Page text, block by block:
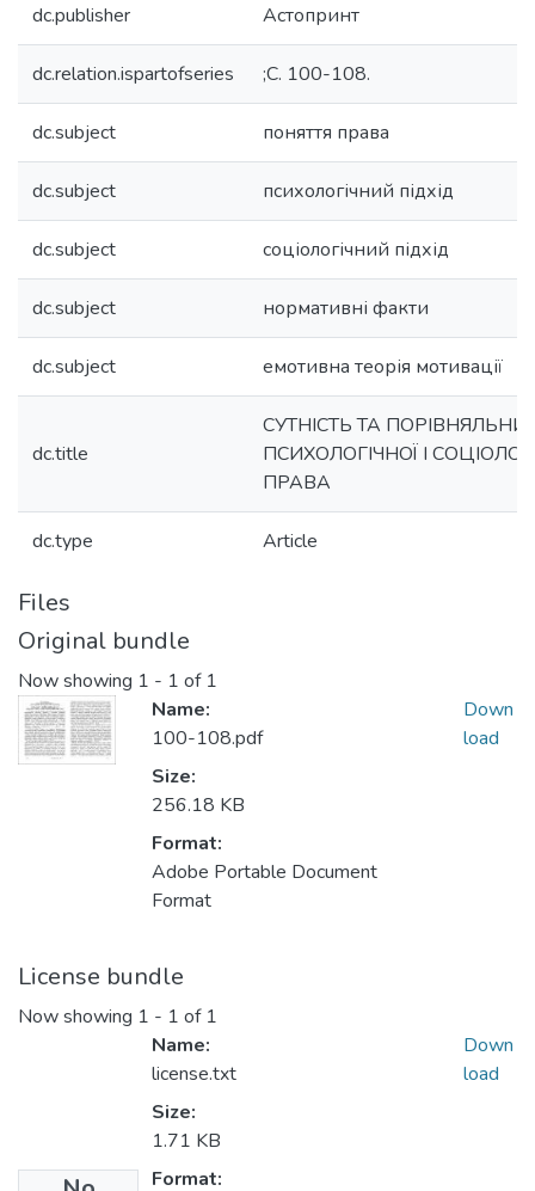
dc.publisher Астопринт
dc.relation.ispartofseries ;С. 100-108.
dc.subject поняття права
dc.subject психологічний підхід
dc.subject соціологічний підхід
dc.subject нормативні факти
dc.subject емотивна теорія мотивації
dc.title
СУТНІСТЬ ТА
ПСИХОЛОГІЧНОЇ І
ПРАВА
dc.type Article
Files
Original bundle
Now showing 1 - 1 of 1
Name:
100-108.pdf
Size:
256.18 KB
Format:
Adobe Portable Document
Format
Down
load
License bundle
Now showing 1 - 1 of 1
Name:
license.txt
Size:
1.71 KB
Format:
Down
load